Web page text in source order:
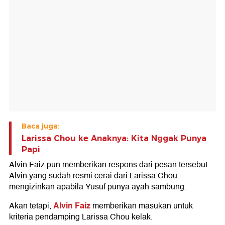
Baca juga:
Larissa Chou ke Anaknya: Kita Nggak Punya
Papi
Alvin Faiz pun memberikan respons dari pesan tersebut.
Alvin yang sudah resmi cerai dari Larissa Chou
mengizinkan apabila Yusuf punya ayah sambung.
Akan tetapi,Alvin Faizmemberikan masukan untuk
kriteria pendamping Larissa Chou kelak.